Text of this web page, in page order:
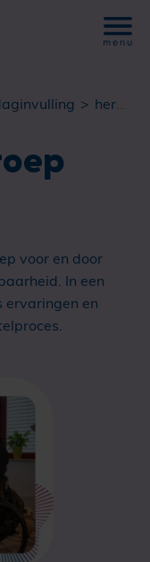
herstelwerkgroep peerkracht
voor en door
In een
ervaringen en